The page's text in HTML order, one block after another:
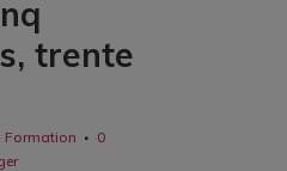
trente
Formation
0